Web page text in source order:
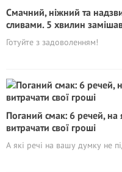
Смачний, ніжний та
сливами. 5 хвилин
Готуйте з задоволенням!
Поганий смак: 6 речей, на
витрачати свої гроші
А які речі на вашу думку не